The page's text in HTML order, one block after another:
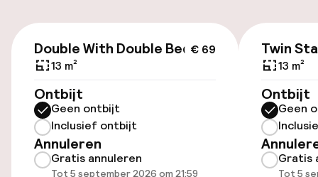
(buiten)
Mogelijk extra kosten
Fietsverhuur
Toegankelijkheid
€ 69
Double With Double Bed
13 m²
Ontbijt
Geen ontbijt
Inclusief ontbijt
Annuleren
Gratis annuleren
Tot 5 september 2026 om 21:59
Twin
13 m²
Ontbijt
Geen
Gratis
Tot 5